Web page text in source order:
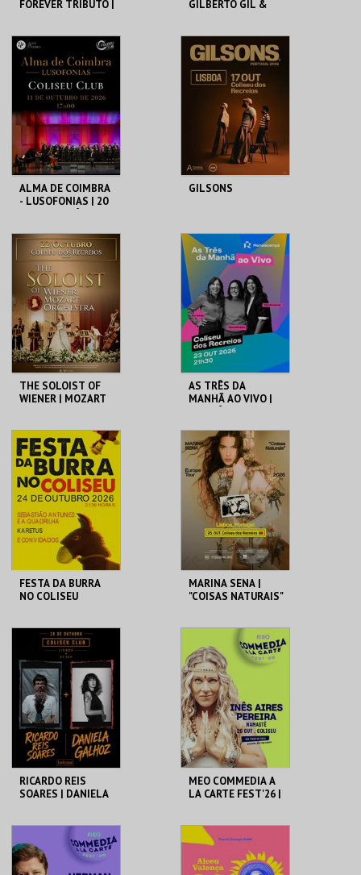
FOREVER TRIBUTO |
COLISEU DE LISBOA
MAIS INFO
COMPRAR
GILBERTO GIL &
COLISEU DE LISBOA
MAIS INFO
COMPRAR
ALMA DE COIMBRA
- LUSOFONIAS | 20
COLISEU DE LISBOA
MAIS INFO
COMPRAR
GILSONS
COLISEU DE LISBOA
MAIS INFO
COMPRAR
THE SOLOIST OF
WIENER | MOZART
COLISEU DE LISBOA
MAIS INFO
COMPRAR
AS TRÊS DA
MANHÃ AO VIVO |
RENASCENÇA
COLISEU DE LISBOA
MAIS INFO
COMPRAR
FESTA DA BURRA
NO COLISEU
COLISEU DE LISBOA
MAIS INFO
COMPRAR
MARINA SENA |
"COISAS NATURAIS"
COLISEU DE LISBOA
MAIS INFO
COMPRAR
RICARDO REIS
SOARES | DANIELA
COLISEU DE LISBOA
MEO COMMEDIA A
LA CARTE FEST'26 |
NAMASTÊ
COLISEU DE LISBOA